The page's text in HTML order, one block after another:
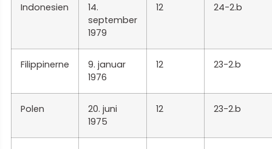
Indonesien
14.
september
1979
12 24-2.b
Filippinerne
9. januar
1976
12 23-2.b
Polen
20. juni
1975
12 23-2.b